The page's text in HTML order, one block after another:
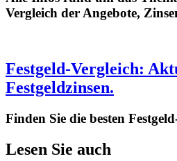
Vergleich der Angebote,
Festgeld-Vergleich:
Festgeldzinsen.
Finden Sie die besten
Lesen Sie auch